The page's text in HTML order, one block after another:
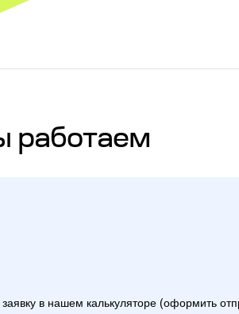
работаем
заявку в нашем калькуляторе (оформить